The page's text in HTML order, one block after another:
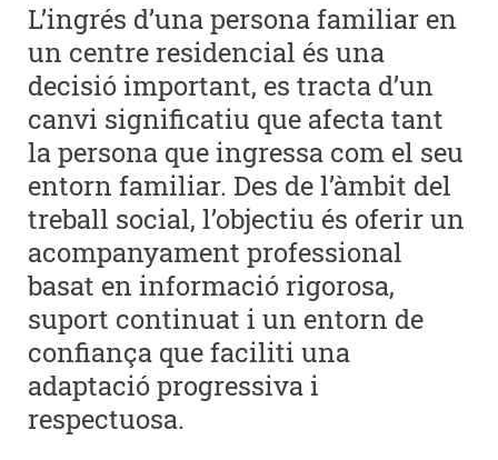
L’ingrés d’una persona familiar en
un centre residencial és una
decisió important, es tracta d’un
canvi significatiu que afecta tant
la persona que ingressa com el seu
entorn familiar. Des de l’àmbit del
treball social, l’objectiu és oferir un
acompanyament professional
basat en informació rigorosa,
suport continuat i un entorn de
confiança que faciliti una
adaptació progressiva i
respectuosa.